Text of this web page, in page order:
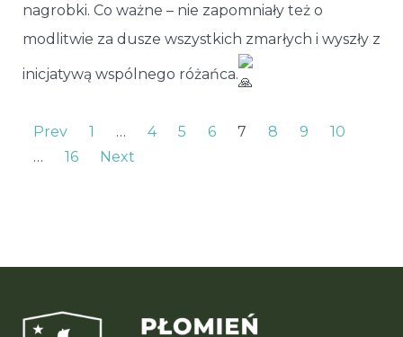
nagrobki. Co ważne – nie zapomniały też o
modlitwie za dusze wszystkich zmarłych i wyszły z
inicjatywą wspólnego różańca.
Prev 1 … 4 5 6 7 8 9
10
…
16 Next